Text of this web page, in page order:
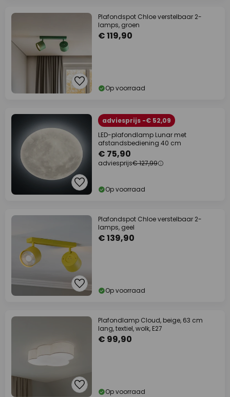
Plafondspot Chloe verstelbaar 2-
lamps, groen
€ 119,90
Op voorraad
adviesprijs -€ 52,09
LED-plafondlamp Lunar met
afstandsbediening 40 cm
€ 75,90
adviesprijs€ 127,99
Op voorraad
Plafondspot Chloe verstelbaar 2-
lamps, geel
€ 139,90
Op voorraad
Plafondlamp Cloud, beige, 63 cm
lang, textiel, wolk, E27
€ 99,90
Op voorraad